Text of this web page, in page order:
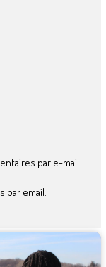
par e-mail.
par email.